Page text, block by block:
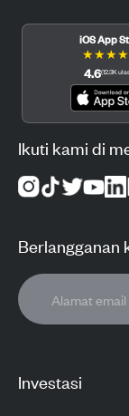
Investasi
iOS App
★★★★
4.6(12.3K
Ikuti kami di
Berlangganan